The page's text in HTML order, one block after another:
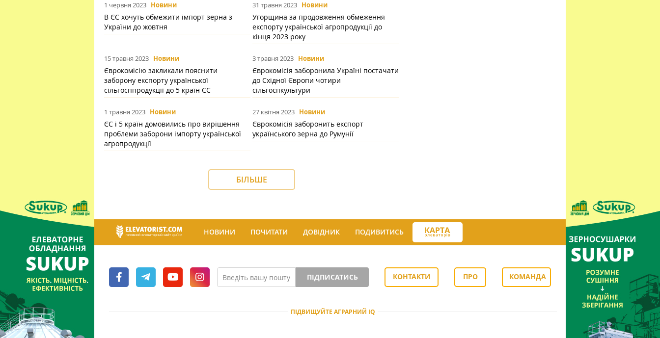
1 червня 2023 Новини
В ЄС хочуть обмежити імпорт зерна з
України до жовтня
31 травня 2023 Новини
Угорщина за продовження обмеження
експорту української агропродукції до
кінця 2023 року
15 травня 2023 Новини
Єврокомісію закликали пояснити
заборону експорту української
сільгосппродукції до 5 країн ЄС
3 травня 2023 Новини
Єврокомісія заборонила Україні постачати
до Східної Європи чотири
сільгоспкультури
1 травня 2023 Новини
ЄС і 5 країн домовились про вирішення
проблеми заборони імпорту української
агропродукції
27 квітня 2023 Новини
Єврокомісія заборонить експорт
українського зерна до Румунії
БІЛЬШЕ
НОВИНИ ПОЧИТАТИ ДОВІДНИК ПОДИВИТИСЬ
ПІДПИСАТИСЬ КОНТАКТИ
ПРО
КОМАНДА
ПІДВИЩУЙТЕ АГРАРНИЙ IQ